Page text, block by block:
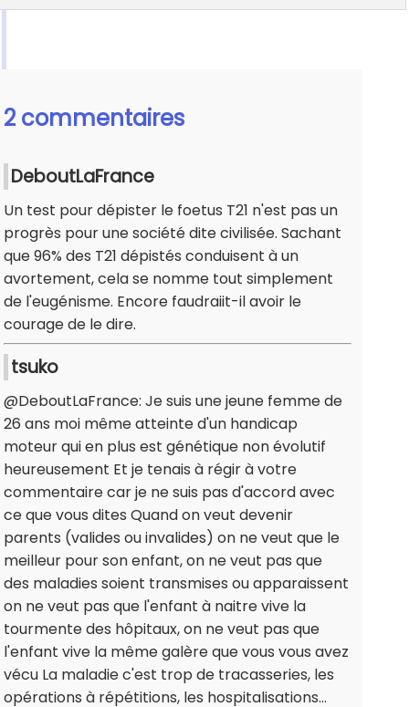
2 commentaires
DeboutLaFrance
Un test pour dépister le foetus T21 n'est pas un
progrès pour une société dite civilisée. Sachant
que 96% des T21 dépistés conduisent à un
avortement, cela se nomme tout simplement
de l'eugénisme. Encore faudraiit-il avoir le
courage de le dire.
tsuko
@DeboutLaFrance: Je suis une jeune femme de
26 ans moi même atteinte d'un handicap
moteur qui en plus est génétique non évolutif
heureusement Et je tenais à régir à votre
commentaire car je ne suis pas d'accord avec
ce que vous dites Quand on veut devenir
parents (valides ou invalides) on ne veut que le
meilleur pour son enfant, on ne veut pas que
des maladies soient transmises ou apparaissent
on ne veut pas que l'enfant à naitre vive la
tourmente des hôpitaux, on ne veut pas que
l'enfant vive la même galère que vous vous avez
vécu La maladie c'est trop de tracasseries, les
opérations à répétitions, les hospitalisations...